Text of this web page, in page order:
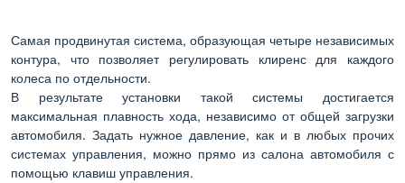
Самая продвинутая система, образующая четыре независимых
контура, что позволяет регулировать клиренс для каждого
колеса по отдельности.
В результате установки такой системы достигается
максимальная плавность хода, независимо от общей загрузки
автомобиля. Задать нужное давление, как и в любых прочих
системах управления, можно прямо из салона автомобиля с
помощью клавиш управления.